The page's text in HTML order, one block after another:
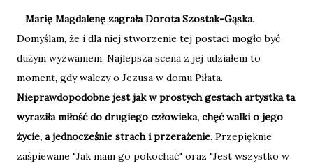
Marię Magdalenę zagrała Dorota Szostak-Gąska.
Domyślam, że i dla niej stworzenie tej postaci mogło być
dużym wyzwaniem. Najlepsza scena z jej udziałem to
moment, gdy walczy o Jezusa w domu Piłata.
Nieprawdopodobne jest jak w prostych gestach artystka ta
wyraziła miłość do drugiego człowieka, chęć walki o jego
życie, a jednocześnie strach i przerażenie. Przepięknie
zaśpiewane "Jak mam go pokochać" oraz "Jest wszystko w